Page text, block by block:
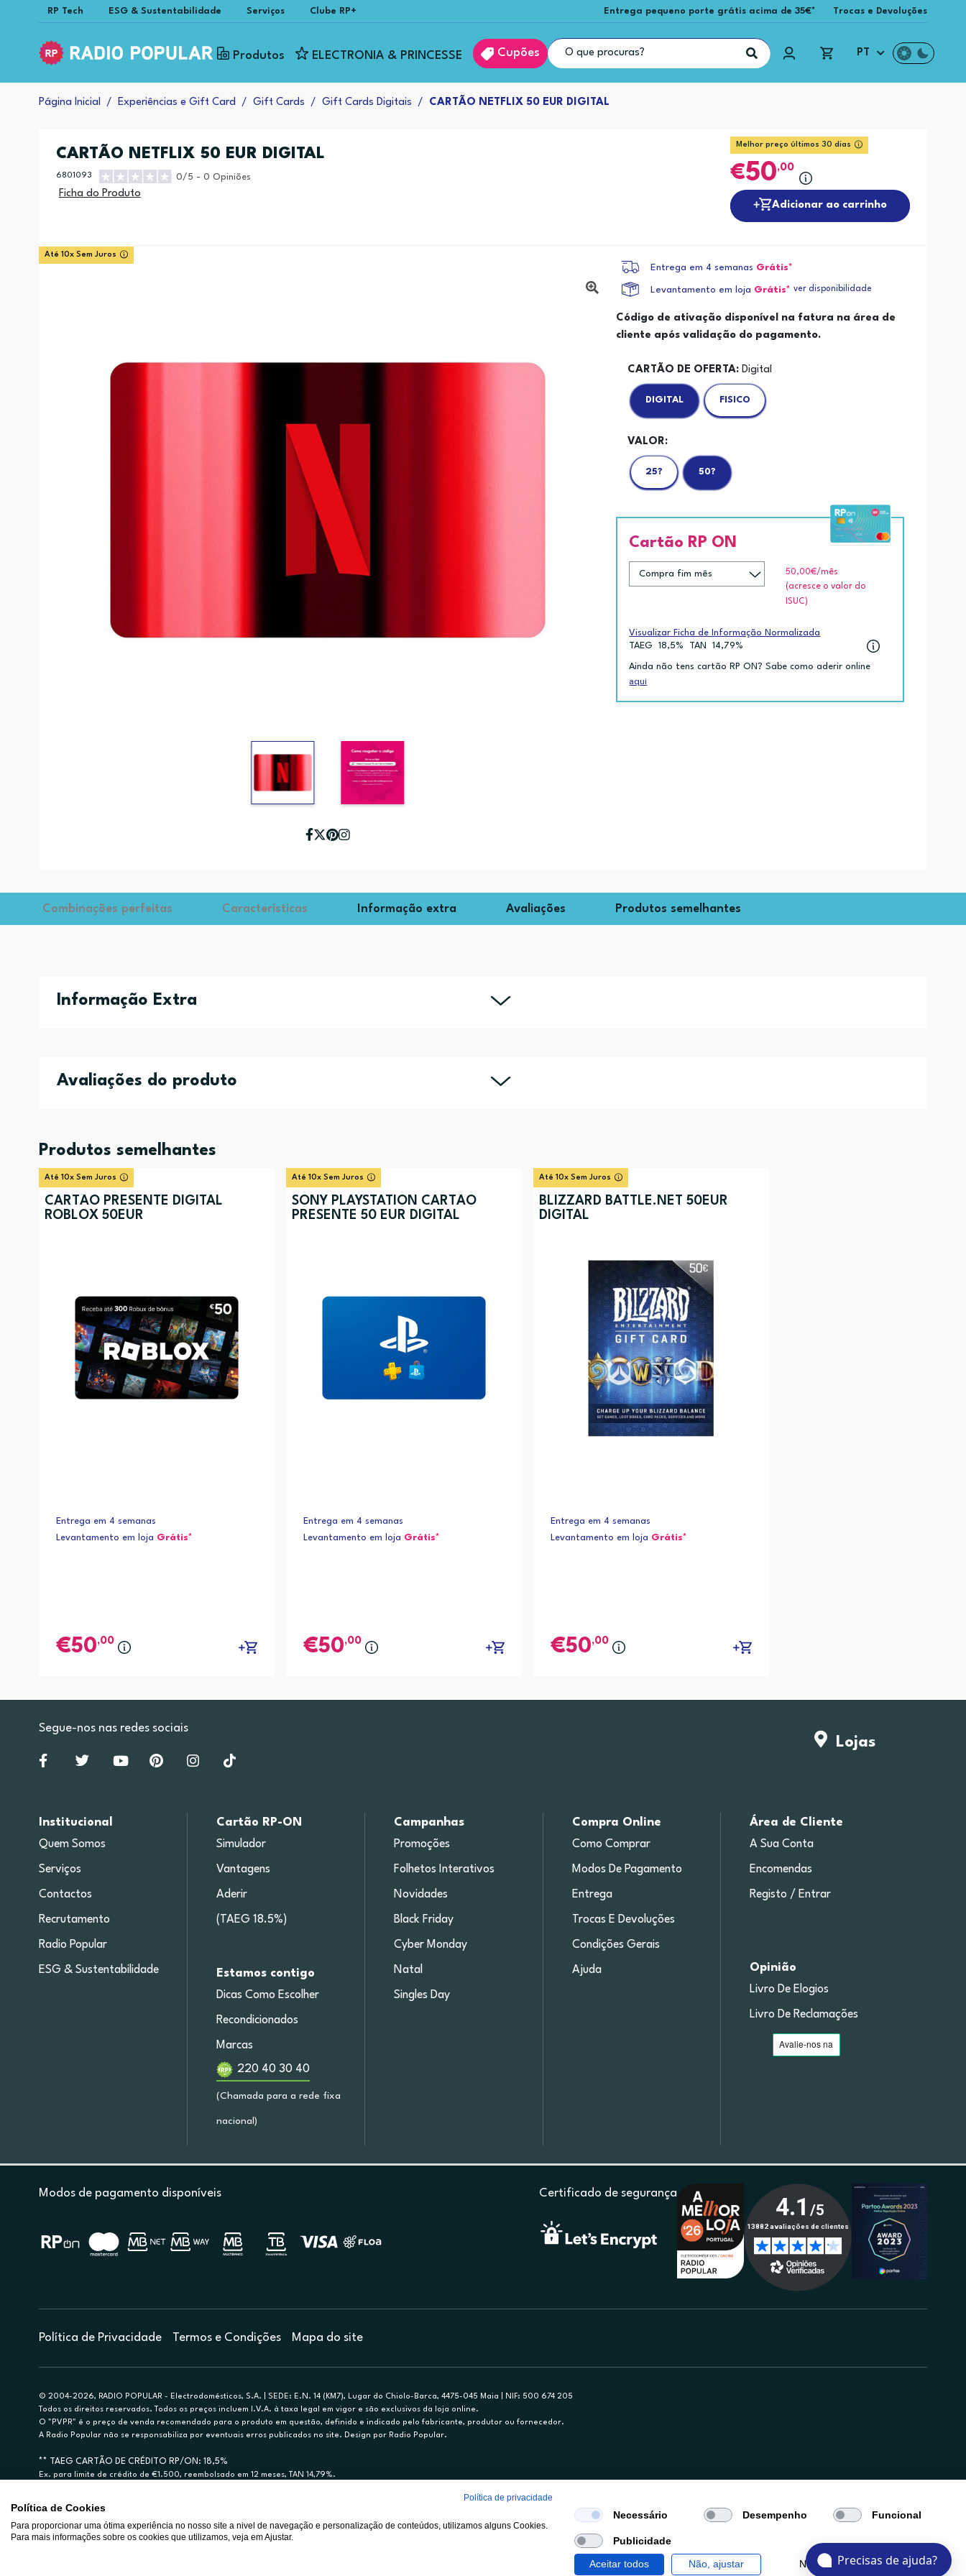
RP Tech ESG & Sustentabilidade Serviços Clube RP+ Entrega pequeno porte grátis acima de 35€* Trocas e Devoluções
Produtos ELECTRONIA & PRINCESSE Cupões PT
Página Inicial Experiências e Gift Card Gift Cards Gift Cards Digitais CARTÃO NETFLIX 50 EUR DIGITAL
CARTÃO NETFLIX 50 EUR DIGITAL
6801093 0/5 - 0 Opiniões
Ficha do Produto
Melhor preço últimos 30 dias
50,00
Adicionar ao carrinho
Até 10x Sem Juros
Entrega em 4 semanas Grátis*
Levantamento em loja Grátis* ver disponibilidade
Código de ativação disponível na fatura na área de
cliente após validação do pagamento.
CARTÃO DE OFERTA:Digital
DIGITAL FISICO
VALOR:
25? 50?
Cartão RP ON
50,00€/mês
(acresce o valor do
ISUC)
Visualizar Ficha de Informação Normalizada
TAEG
18,5% TAN 14,79%
Ainda não tens cartão RP ON? Sabe como aderir online
aqui
Combinações perfeitas Características Informação extra Avaliações Produtos semelhantes
Informação Extra
Avaliações do produto
Produtos semelhantes
Até 10x Sem Juros
CARTÃO PRESENTE DIGITAL
ROBLOX 50EUR
Entrega em 4 semanas
Levantamento em loja Grátis*
50,00
Até 10x Sem Juros
SONY PLAYSTATION CARTÃO
PRESENTE 50 EUR DIGITAL
Entrega em 4 semanas
Levantamento em loja Grátis*
50,00
Até 10x Sem Juros
BLIZZARD BATTLE.NET 50EUR
DIGITAL
Entrega em 4 semanas
Levantamento em loja Grátis*
50,00
Lojas
Segue-nos nas redes sociais
Institucional
Quem Somos
Serviços
Contactos
Recrutamento
Radio Popular
ESG & Sustentabilidade
Cartão RP-ON
Simulador
Vantagens
Aderir
(TAEG 18.5%)
Estamos contigo
Dicas Como Escolher
Recondicionados
Marcas
220 40 30 40
(Chamada para a rede fixa
nacional)
Campanhas
Promoções
Folhetos Interativos
Novidades
Black Friday
Cyber Monday
Natal
Singles Day
Compra Online
Como Comprar
Modos De Pagamento
Entrega
Trocas E Devoluções
Condições Gerais
Ajuda
Área de Cliente
A Sua Conta
Encomendas
Registo / Entrar
Opinião
Livro De Elogios
Livro De Reclamações
Modos de pagamento disponíveis Certificado de segurança
Política de Privacidade Termos e Condições Mapa do site
© 2004-2026, RADIO POPULAR - Electrodomésticos, S.A. | SEDE: E.N. 14 (KM7), Lugar do Chiolo-Barca, 4475-045 Maia | NIF: 500 674 205
Todos os direitos reservados. Todos os preços incluem I.V.A. à taxa legal em vigor e são exclusivos da loja online.
O "PVPR" é o preço de venda recomendado para o produto em questão, definido e indicado pelo fabricante, produtor ou fornecedor.
A Radio Popular não se responsabiliza por eventuais erros publicados no site. Design por Radio Popular.
** TAEG CARTÃO DE CRÉDITO RP/ON: 18,5%
Ex. para limite de crédito de €1.500, reembolsado em 12 meses, TAN 14,79%.
A Rádio Popular – Eletrodomésticos S.A. (Registo BdP848) atua como intermediário de crédito a título acessório e com exclusividade (registo BdP 2314.)
Precisas de ajuda?
Política de privacidade
Política de Cookies
Para proporcionar uma ótima experiência no nosso site a nivel de navegação e personalização de conteúdos, utilizamos alguns Cookies.
Para mais informações sobre os cookies que utilizamos, veja em Ajustar.
Necessário Desempenho Funcional
Publicidade
Aceitar todos Não, ajustar Negar